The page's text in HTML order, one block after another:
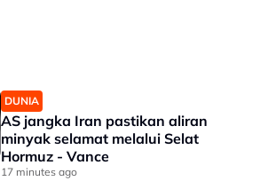
DUNIA
AS jangka Iran pastikan aliran
minyak selamat melalui Selat
Hormuz - Vance
17 minutes ago